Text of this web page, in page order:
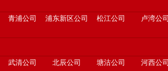
青浦公司 浦东新区公司 松江公司
卢湾公司
武清公司 北辰公司 塘沽公司
河西公司